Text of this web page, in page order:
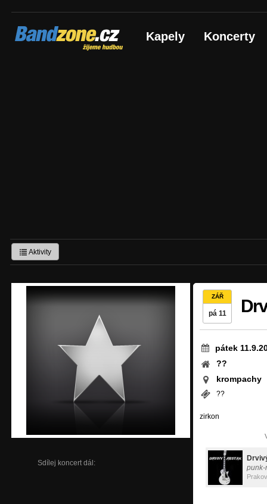
Bandzone.cz
žijeme hudbou Kapely Koncerty
Aktivity
Sdílej koncert dál:
ZÁŘ
pá 11
pátek
??
krompachy
??
zirkon
punk-